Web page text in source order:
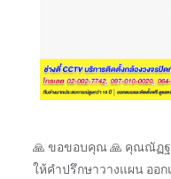
🙏 ขอขอบคุณ 🙏 คุณณัฏ
ให้คำปรึกษาวางแผน ออ